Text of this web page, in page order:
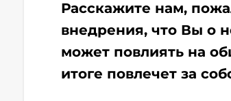
Расскажите нам,
внедрения, что Вы о
может повлиять на
итоге повлечет за